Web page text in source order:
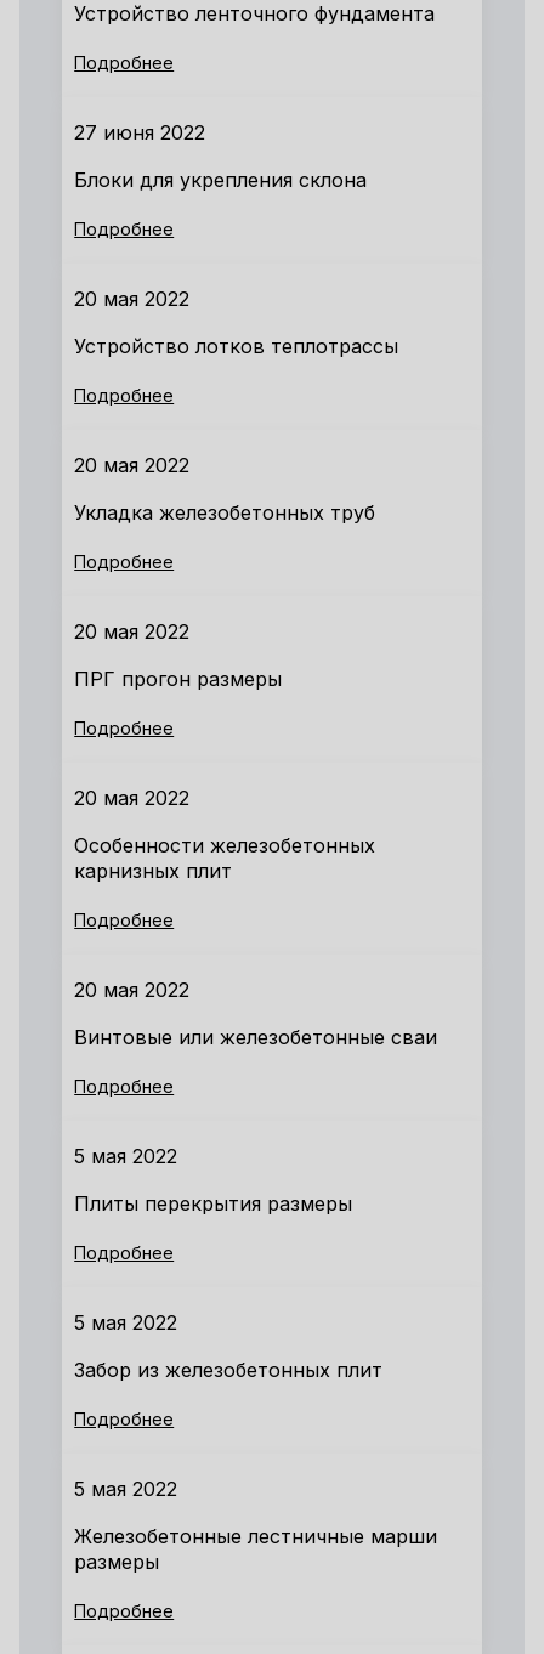
Устройство ленточного фундамента
Подробнее
27 июня 2022
Блоки для укрепления склона
Подробнее
20 мая 2022
Устройство лотков теплотрассы
Подробнее
20 мая 2022
Укладка железобетонных труб
Подробнее
20 мая 2022
ПРГ прогон размеры
Подробнее
20 мая 2022
Особенности железобетонных
карнизных плит
Подробнее
20 мая 2022
Винтовые или железобетонные сваи
Подробнее
5 мая 2022
Плиты перекрытия размеры
Подробнее
5 мая 2022
Забор из железобетонных плит
Подробнее
5 мая 2022
Железобетонные лестничные марши
размеры
Подробнее